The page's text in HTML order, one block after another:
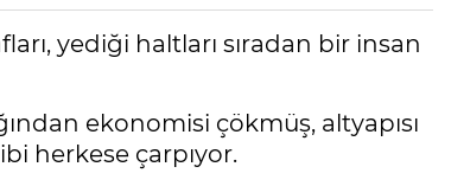
yediği haltları sıradan bir insan
ekonomisi çökmüş, altyapısı
herkese çarpıyor.